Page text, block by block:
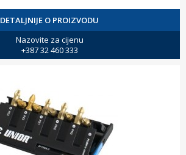
DETALJNIJE O PROIZVODU
Nazovite za cijenu
+387 32 460 333